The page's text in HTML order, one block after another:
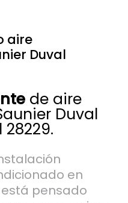
aire
Duval
de aire
Duval
en
pensado